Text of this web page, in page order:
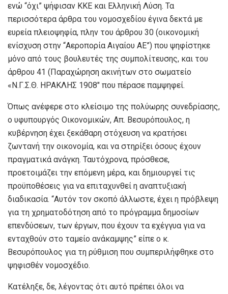
ενώ “όχι” ψήφισαν ΚΚΕ και Ελληνική Λύση. Τα
περισσότερα άρθρα του νομοσχεδίου έγινα δεκτά με
ευρεία πλειοψηφία, πλην του άρθρου 30 (οικονομική
ενίσχυση στην “Αεροπορία Αιγαίου ΑΕ”) που ψηφίστηκε
μόνο από τους βουλευτές της συμπολίτευσης, και του
άρθρου 41 (Παραχώρηση ακινήτων στο σωματείο
«Ν.Γ.Σ.Θ. ΗΡΑΚΛΗΣ 1908″ που πέρασε παμψηφεί.
Όπως ανέφερε στο κλείσιμο της πολύωρης συνεδρίασης,
ο υφυπουργός Οικονομικών, Απ. Βεσυρόπουλος, η
κυβέρνηση έχει ξεκάθαρη στόχευση να κρατήσει
ζωντανή την οικονομία, και να στηρίξει όσους έχουν
πραγματικά ανάγκη. Ταυτόχρονα, πρόσθεσε,
προετοιμάζει την επόμενη μέρα, και δημιουργεί τις
προϋποθέσεις για να επιταχυνθεί η αναπτυξιακή
διαδικασία. “Αυτόν τον σκοπό άλλωστε, έχει η πρόβλεψη
για τη χρηματοδότηση από το πρόγραμμα δημοσίων
επενδύσεων, των έργων, που έχουν τα εχέγγυα για να
ενταχθούν στο ταμείο ανάκαμψης” είπε ο κ.
Βεσυρόπουλος για τη ρύθμιση που συμπεριλήφθηκε στο
ψηφισθέν νομοσχέδιο.
Κατέληξε, δε, λέγοντας ότι αυτό πρέπει όλοι να